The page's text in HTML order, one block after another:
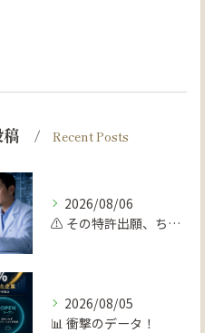
Recent Posts
2026/08/06
⚠️ その特許出願、ちょっと待って！
2026/08/05
📊 衝撃のデータ！